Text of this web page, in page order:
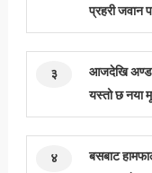
प्रहरी जवान
३
आजदेखि
यस्तो छ नया
४
बसबाट